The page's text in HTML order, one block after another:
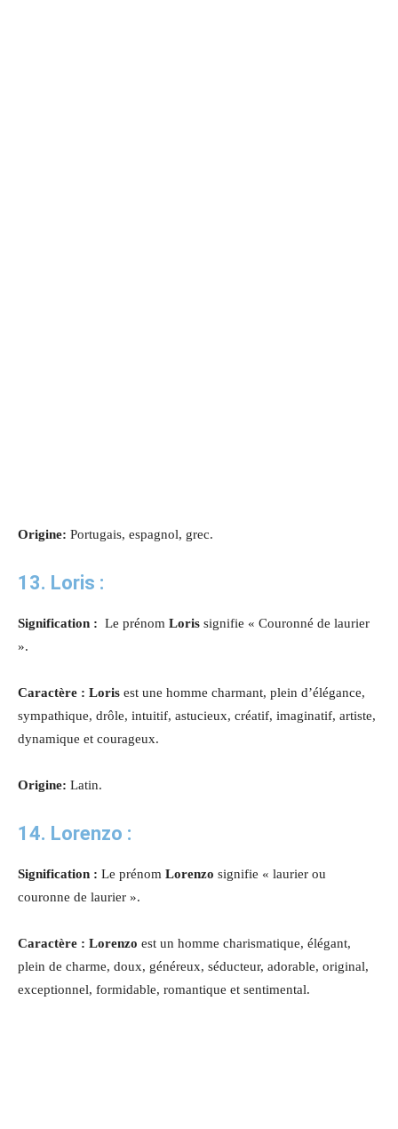
Origine: Portugais, espagnol, grec.
13. Loris :
Signification : Le prénom Loris signifie « Couronné de laurier
».
Caractère : Loris est une homme charmant, plein d’élégance,
sympathique, drôle, intuitif, astucieux, créatif, imaginatif, artiste,
dynamique et courageux.
Origine: Latin.
14. Lorenzo :
Signification : Le prénom Lorenzo signifie « laurier ou
couronne de laurier ».
Caractère : Lorenzo est un homme charismatique, élégant,
plein de charme, doux, généreux, séducteur, adorable, original,
exceptionnel, formidable, romantique et sentimental.